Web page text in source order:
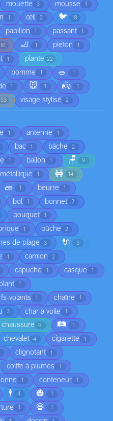
mouette 3 mousse 1
1 œil 2 🐦 10
papillon 1 passant 1
61 🦶 1 piéton 1
1 plante 22
pomme 1 🥗 1
1 🐭 1 👼 1
53 visage stylisé 2
1 antenne 1
bac 1 bâche 2
1 ballon 1 🪑 9
1 🚧 14
🧱 1 beurre 1
bol 1 bonnet 2
bouquet 1
1 bûche 2
de plage 3 🔌 5
1 camion 2
capuche 1 casque 1
1
volants 1 chaîne 1
3 char à voile 1
chaussure 9 🛤️ 1
chevalet 4 cigarette 1
clignotant 1
coiffe à plumes 1
1 conteneur 1
🕴️ 4 🎃 1
1 💀 1